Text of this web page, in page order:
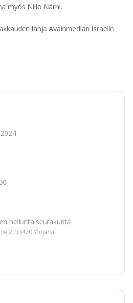
myös Niilo Närhi.
lahja Avainmedian Israelin
helluntaiseurakunta
2, 33470 Ylöjärvi